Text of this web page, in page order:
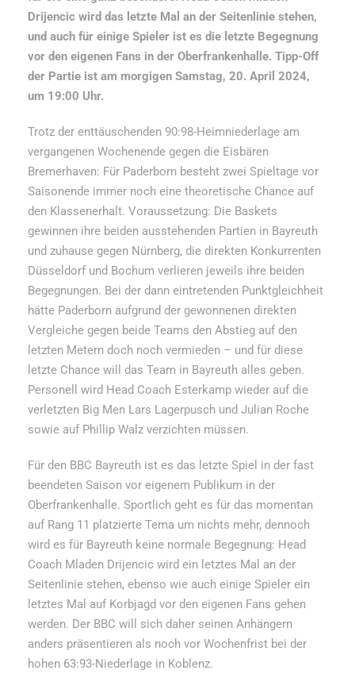
Drijencic wird das letzte Mal an der Seitenlinie stehen,
und auch für einige Spieler ist es die letzte Begegnung
vor den eigenen Fans in der Oberfrankenhalle. Tipp-Off
der Partie ist am morgigen Samstag, 20. April 2024,
um 19:00 Uhr.
Trotz der enttäuschenden 90:98-Heimniederlage am
vergangenen Wochenende gegen die Eisbären
Bremerhaven: Für Paderborn besteht zwei Spieltage vor
Saisonende immer noch eine theoretische Chance auf
den Klassenerhalt. Voraussetzung: Die Baskets
gewinnen ihre beiden ausstehenden Partien in Bayreuth
und zuhause gegen Nürnberg, die direkten Konkurrenten
Düsseldorf und Bochum verlieren jeweils ihre beiden
Begegnungen. Bei der dann eintretenden Punktgleichheit
hätte Paderborn aufgrund der gewonnenen direkten
Vergleiche gegen beide Teams den Abstieg auf den
letzten Metern doch noch vermieden – und für diese
letzte Chance will das Team in Bayreuth alles geben.
Personell wird Head Coach Esterkamp wieder auf die
verletzten Big Men Lars Lagerpusch und Julian Roche
sowie auf Phillip Walz verzichten müssen.
Für den BBC Bayreuth ist es das letzte Spiel in der fast
beendeten Saison vor eigenem Publikum in der
Oberfrankenhalle. Sportlich geht es für das momentan
auf Rang 11 platzierte Tema um nichts mehr, dennoch
wird es für Bayreuth keine normale Begegnung: Head
Coach Mladen Drijencic wird ein letztes Mal an der
Seitenlinie stehen, ebenso wie auch einige Spieler ein
letztes Mal auf Korbjagd vor den eigenen Fans gehen
werden. Der BBC will sich daher seinen Anhängern
anders präsentieren als noch vor Wochenfrist bei der
hohen 63:93-Niederlage in Koblenz.